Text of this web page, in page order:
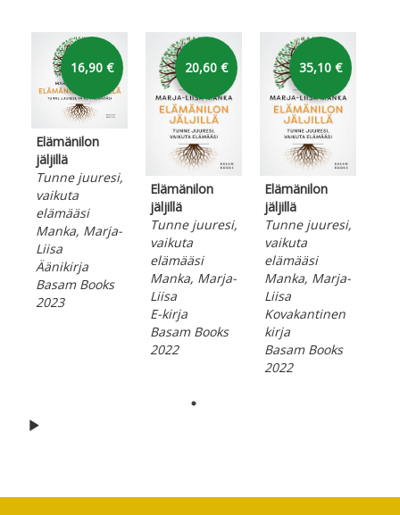
Hyppää karusellin yli
16,90 €
Elämänilon
jäljillä
Tunne juuresi,
vaikuta
elämääsi
Manka, Marja-
Liisa
Äänikirja
Basam Books
2023
20,60 €
Elämänilon
jäljillä
Tunne juuresi,
vaikuta
elämääsi
Manka, Marja-
Liisa
E-kirja
Basam Books
2022
35,10 €
Elämänilon
jäljillä
Tunne juuresi,
vaikuta
elämääsi
Manka, Marja-
Liisa
Kovakantinen
kirja
Basam Books
2022